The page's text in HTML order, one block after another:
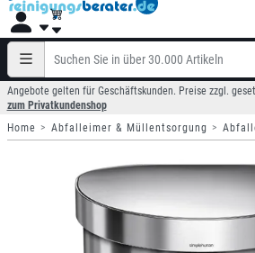
Angebote gelten für Geschäftskunden. Preise zzgl.
zum Privatkundenshop
Home
Abfalleimer & Müllentsorgung